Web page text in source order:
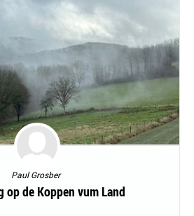
Paul Grosber
op de Koppen vum Land